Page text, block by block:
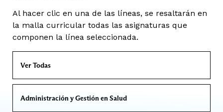
Al hacer clic en una de las líneas, se resaltarán en
la malla curricular todas las asignaturas que
componen la línea seleccionada.
Ver Todas
Administración y Gestión en Salud